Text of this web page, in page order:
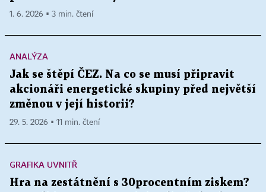
1. 6. 2026 ▪ 3 min. čtení
ANALÝZA
Jak se štěpí ČEZ. Na co se musí připravit
akcionáři energetické skupiny před největší
změnou v její historii?
29. 5. 2026 ▪ 11 min. čtení
GRAFIKA UVNITŘ
Hra na zestátnění s 30procentním ziskem?